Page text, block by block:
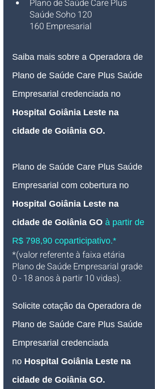
Plano de Saúde Care Plus
Saúde Soho 120
160 Empresarial
Saiba mais sobre a Operadora de
Plano de Saúde Care Plus Saúde
Empresarial credenciada no
Hospital Goiânia Leste na
cidade de Goiânia GO.
Plano de Saúde Care Plus Saúde
Empresarial com cobertura no
Hospital Goiânia Leste na
cidade de Goiânia GO à partir de
R$ 798,90 coparticipativo.*
*(valor referente à faixa etária
Plano de Saúde Empresarial grade
0 - 18 anos à partir 10 vidas).
Solicite cotação da Operadora de
Plano de Saúde Care Plus Saúde
Empresarial credenciada
no Hospital Goiânia Leste na
cidade de Goiânia GO.